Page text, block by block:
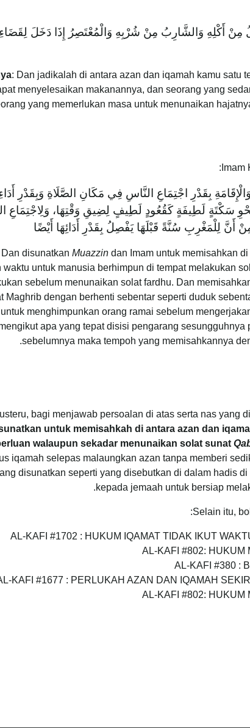
مِنْ أَكْلِهِ وَالشَّارِبُ مِنْ شُرْبِهِ وَالْمُعْتَصِرُ إِذَا دَخَلَ
: Dan jadikalah di antara azan dan iqamah kamu satu
menyelesaikan makanannya, dan seorang yang
yang memerlukan masa untuk menunaikan
بِقَدْرِ اجْتِمَاعِ النَّاسِ فِي مَكَانِ الصَّلَاةِ وَبِقَدْرِ
سَكْتَةٍ لَطِيفَةٍ كَقُعُودٍ لَطِيفٍ لِضِيقِ وَقْتِهَا، وَلِاجْتِمَاعِ
لِلْمَغْرِبِ سُنَّةً قَبْلَهَا يَفْصِلُ بِقَدْرِ أَدَائِهَا أَيْضًا
Dan disunatkan Muazzin dan Imam untuk memisahkan
waktu untuk manusia berhimpun di tempat melakukan
sebelum menunaikan solat fardhu. Dan
Maghrib dengan berhenti sebentar seperti duduk
menghimpunkan orang ramai sebelum
apa yang tepat disisi pengarang
sebelumnya maka tempoh yang memisahkannya
bagi menjawab persoalan di atas serta nas yang
untuk memisahkah di antara azan dan
walaupun sekadar menunaikan solat sunat
iqamah selepas malaungkan azan tanpa memberi
disunatkan seperti yang disebutkan di dalam hadis
kepada jemaah untuk bersiap
Selain itu,
AL-KAFI #1702 : HUKUM IQAMAT TIDAK IKUT
AL-KAFI #802: HUKUM
AL-KAFI #380 :
KAFI #1677 : PERLUKAH AZAN DAN IQAMAH
AL-KAFI #802: HUKUM